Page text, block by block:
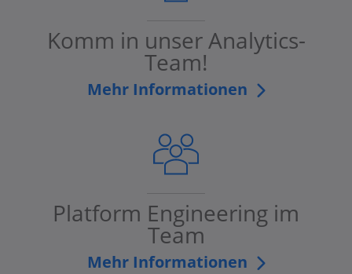
Komm in unser Analytics-
Team!
Mehr Informationen
Platform Engineering im
Team
Mehr Informationen